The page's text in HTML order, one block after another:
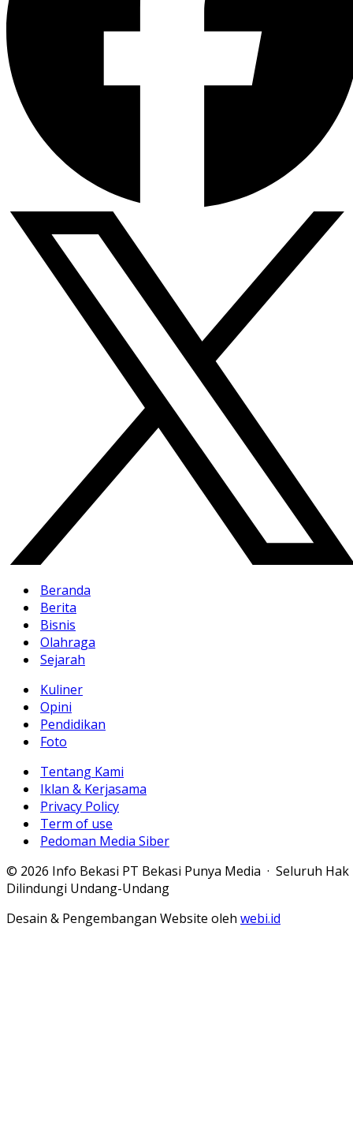
Beranda
Berita
Bisnis
Olahraga
Sejarah
Kuliner
Opini
Pendidikan
Foto
Tentang Kami
Iklan & Kerjasama
Privacy Policy
Term of use
Pedoman Media Siber
© 2026 Info Bekasi PT Bekasi Punya Media · Seluruh Hak
Dilindungi Undang-Undang
Desain & Pengembangan Website oleh webi.id